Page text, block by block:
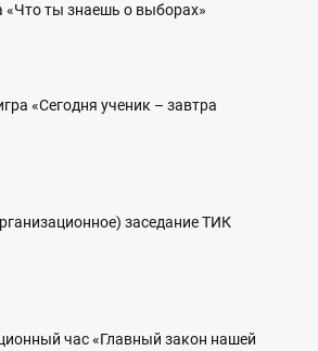
«Что ты знаешь о выборах»
«Сегодня ученик – завтра
заседание ТИК
час «Главный закон нашей